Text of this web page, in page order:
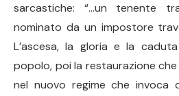
sarcastiche: “…un tenente
nominato da un impostore
L’ascesa, la gloria e la
popolo, poi la restaurazione
nel nuovo regime che invoca